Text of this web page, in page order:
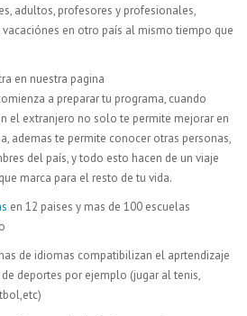
adultos, profesores y profesionales,
en otro país al mismo tiempo que
en nuestra pagina
a preparar tu programa, cuando
el extranjero no solo te permite mejorar en
ademas te permite conocer otras personas,
del país, y todo esto hacen de un viaje
marca para el resto de tu vida.
en 12 paises y mas de 100 escuelas
de idiomas compatibilizan el aprtendizaje
deportes por ejemplo (jugar al tenis,